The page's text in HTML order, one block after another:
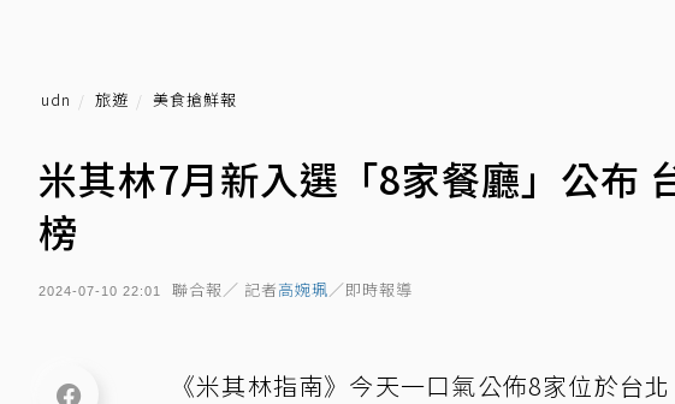
udn 旅遊 美食搶鮮報
米其林7月新入選「8家餐廳」公布
榜
2024-07-10 22:01 聯合報／ 記者高婉珮／即時報導
《米其林指南》今天一口氣公佈8家位於台